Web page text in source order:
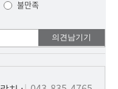
불만족